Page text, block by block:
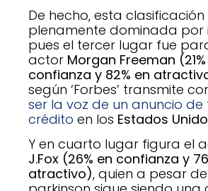
De hecho, esta clasificación
plenamente dominada por
pues el tercer lugar fue
actor Morgan Freeman
confianza y 82% en
según ‘Forbes’ transmite
ser la voz de un anuncio
crédito en los Estados
Y en cuarto lugar figura el
J.Fox (26% en confianza y
atractivo), quien a pesar